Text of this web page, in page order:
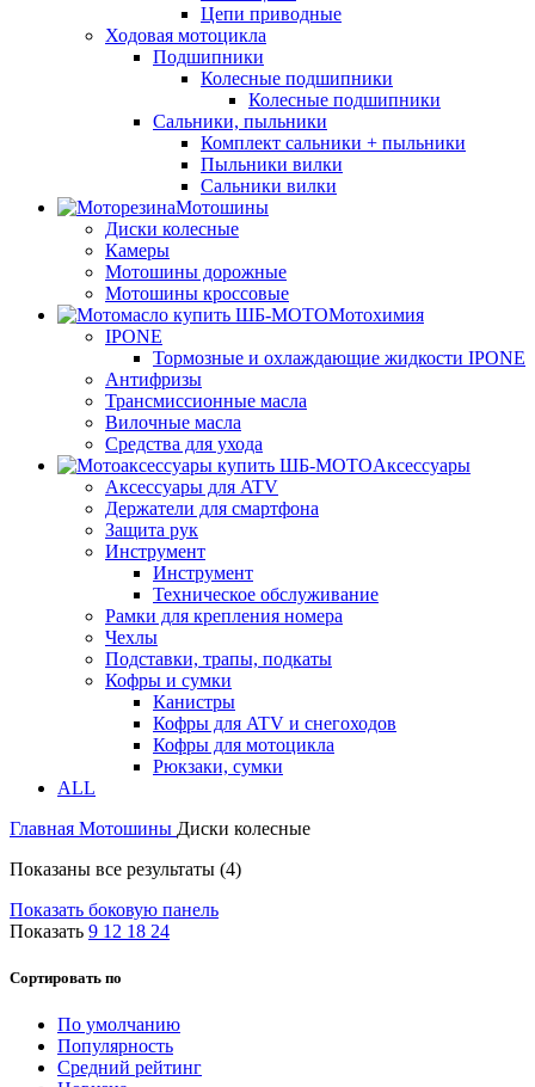
Цепи приводные
Ходовая мотоцикла
Подшипники
Колесные подшипники
Колесные подшипники
Сальники, пыльники
Комплект сальники + пыльники
Пыльники вилки
Сальники вилки
Мотошины
Диски колесные
Камеры
Мотошины дорожные
Мотошины кроссовые
Мотохимия
IPONE
Тормозные и охлаждающие жидкости IPONE
Антифризы
Трансмиссионные масла
Вилочные масла
Средства для ухода
Аксессуары
Аксессуары для ATV
Держатели для смартфона
Защита рук
Инструмент
Инструмент
Техническое обслуживание
Рамки для крепления номера
Чехлы
Подставки, трапы, подкаты
Кофры и сумки
Канистры
Кофры для ATV и снегоходов
Кофры для мотоцикла
Рюкзаки, сумки
ALL
Главная Мотошины Диски колесные
Показаны все результаты (4)
Показать боковую панель
Показать 9 12 18 24
Сортировать по
По умолчанию
Популярность
Средний рейтинг